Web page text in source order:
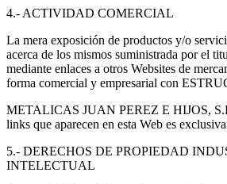
4.- ACTIVIDAD COMERCIAL
La mera exposición de productos y/o
acerca de los mismos suministrada por el
mediante enlaces a otros Websites de
forma comercial y empresarial con
METALICAS JUAN PEREZ E HIJOS,
links que aparecen en esta Web es
5.- DERECHOS DE PROPIEDAD
INTELECTUAL